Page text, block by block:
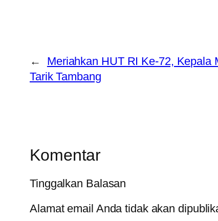
←
Meriahkan HUT RI Ke-72, Kepala
Tarik Tambang
Komentar
Tinggalkan Balasan
Alamat email Anda tidak akan